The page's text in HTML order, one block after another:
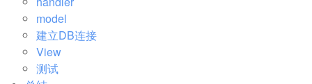
model
建立DB连接
View
测试